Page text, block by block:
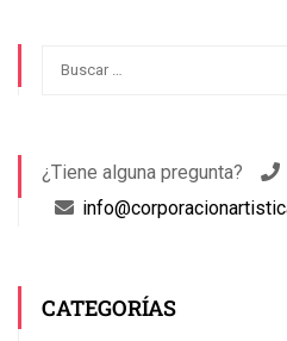
¿Tiene alguna pregunta?
CATEGORÍAS